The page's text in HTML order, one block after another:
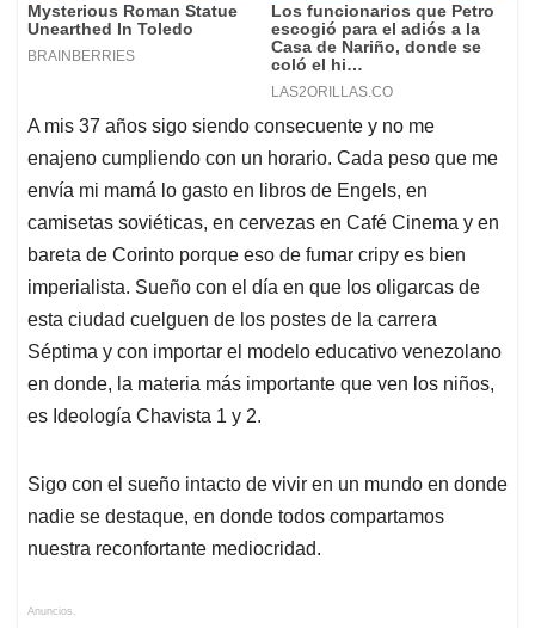
A mis 37 años sigo siendo consecuente y no me
enajeno cumpliendo con un horario. Cada peso que me
envía mi mamá lo gasto en libros de Engels, en
camisetas soviéticas, en cervezas en Café Cinema y en
bareta de Corinto porque eso de fumar cripy es bien
imperialista. Sueño con el día en que los oligarcas de
esta ciudad cuelguen de los postes de la carrera
Séptima y con importar el modelo educativo venezolano
en donde, la materia más importante que ven los niños,
es Ideología Chavista 1 y 2.
Sigo con el sueño intacto de vivir en un mundo en donde
nadie se destaque, en donde todos compartamos
nuestra reconfortante mediocridad.
Anuncios.